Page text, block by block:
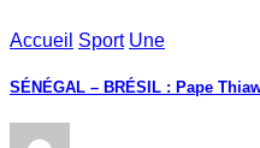
Accueil Sport Une
SÉNÉGAL – BRÉSIL : Pape